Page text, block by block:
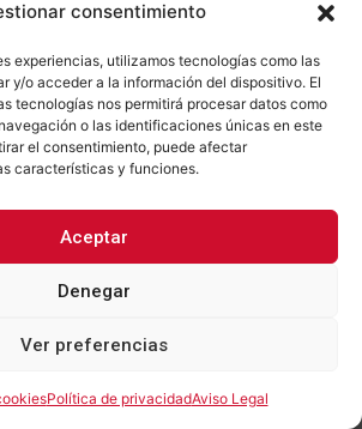
consentimiento
experiencias, utilizamos tecnologías como las
y/o acceder a la información del dispositivo. El
tecnologías nos permitirá procesar datos como
o las identificaciones únicas en este
el consentimiento, puede afectar
características y funciones.
Aceptar
Denegar
Ver preferencias
Política de privacidadAviso Legal
los derechos reservados ·